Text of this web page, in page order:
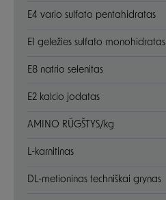
E4 vario sulfato pentahidratas
E1 geležies sulfato monohidratas
E8 natrio selenitas
E2 kalcio jodatas
AMINO RŪGŠTYS/kg
L-karnitinas
DL-metioninas techniškai grynas